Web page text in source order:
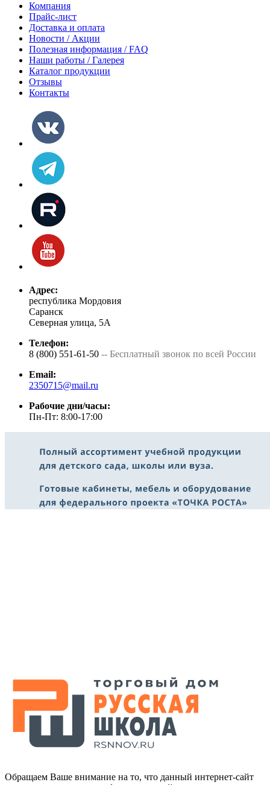
Компания
Прайс-лист
Доставка и оплата
Новости / Акции
Полезная информация / FAQ
Наши работы / Галерея
Каталог продукции
Отзывы
Контакты
Адрес:
республика Мордовия
Саранск
Северная улица, 5А
Телефон:
8 (800) 551-61-50 -- Бесплатный звонок по всей России
Email:
2350715@mail.ru
Рабочие дни/часы:
Пн-Пт: 8:00-17:00
Обращаем Ваше внимание на то, что данный интернет-сайт